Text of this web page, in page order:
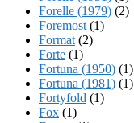
Forelle (1979) (2)
Foremost (1)
Format (2)
Forte (1)
Fortuna (1950) (1)
Fortuna (1981) (1)
Fortyfold (1)
Fox (1)